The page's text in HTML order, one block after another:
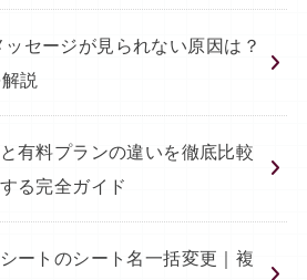
ッセージが見られない原因は？
説
有料プランの違いを徹底比較
る完全ガイド
ートのシート名一括変更｜複